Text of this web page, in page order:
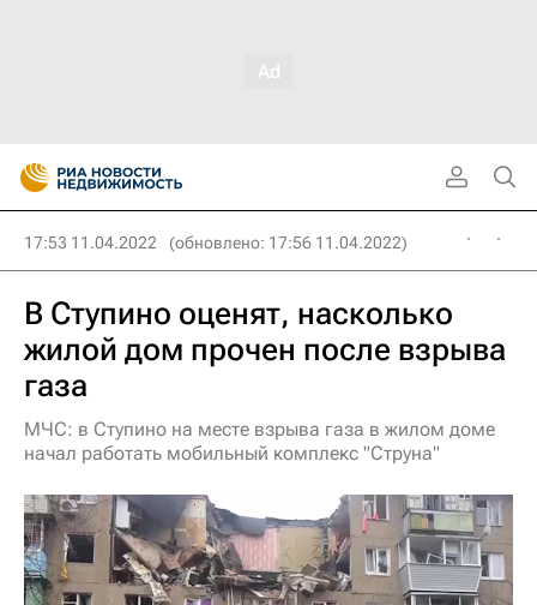
17:53 11.04.2022 (обновлено: 17:56 11.04.2022)
В Ступино оценят, насколько
жилой дом прочен после взрыва
газа
МЧС: в Ступино на месте взрыва газа в жилом доме
начал работать мобильный комплекс "Струна"